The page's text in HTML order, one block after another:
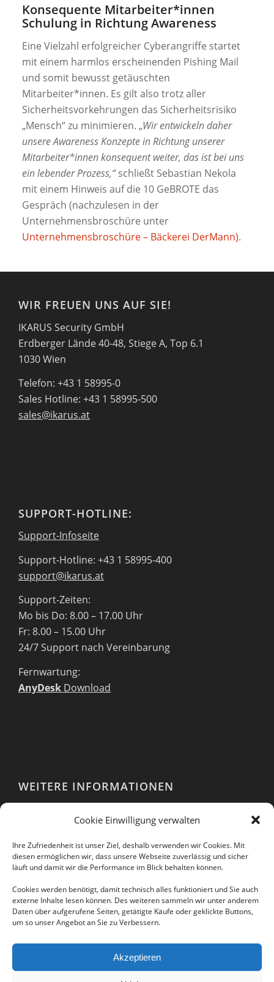
Cookie Einwilligung verwalten
Ihre Zufriedenheit ist unser Ziel, deshalb verwenden wir Cookies. Mit
diesen ermöglichen wir, dass unsere Webseite zuverlässig und sicher
läuft und damit wir die Performance im Blick behalten können.
Cookies werden benötigt, damit technisch alles funktioniert und Sie auch
externe Inhalte lesen können. Des weiteren sammeln wir unter anderem
Daten über aufgerufene Seiten, getätigte Käufe oder geklickte Buttons,
um so unser Angebot an Sie zu Verbessern.
Akzeptieren
Konsequente Mitarbeiter*innen
Schulung in Richtung Awareness
Eine Vielzahl erfolgreicher Cyberangriffe startet
mit einem harmlos erscheinenden Pishing Mail
und somit bewusst getäuschten
Mitarbeiter*innen. Es gilt also trotz aller
Sicherheitsvorkehrungen das Sicherheitsrisiko
„Mensch“ zu minimieren. „Wir entwickeln daher
unsere Awareness Konzepte in Richtung unserer
Mitarbeiter*innen konsequent weiter, das ist bei uns
ein lebender Prozess,“schließt Sebastian Nekola
mit einem Hinweis auf die 10 GeBROTE das
Gespräch (nachzulesen in der
Unternehmensbroschüre unter
Unternehmensbroschüre – Bäckerei DerMann).
WIR FREUEN UNS AUF SIE!
IKARUS Security GmbH
Erdberger Lände 40-48, Stiege A, Top 6.1
1030 Wien
Telefon: +43 1 58995-0
Sales Hotline: +43 1 58995-500
sales@ikarus.at
SUPPORT-HOTLINE:
Support-Infoseite
Support-Hotline: +43 1 58995-400
support@ikarus.at
Support-Zeiten:
Mo bis Do: 8.00 – 17.00 Uhr
Fr: 8.00 – 15.00 Uhr
24/7 Support nach Vereinbarung
Fernwartung:
AnyDesk Download
WEITERE INFORMATIONEN
AGB
EULA
Datenschutzerklärung
Folgen Sie uns auch in unseren sozialen